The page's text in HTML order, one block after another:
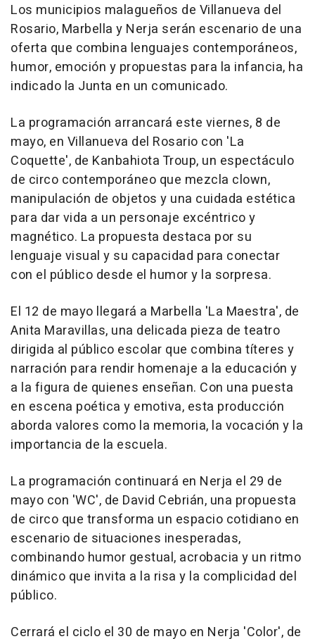
Los municipios malagueños de Villanueva del
Rosario, Marbella y Nerja serán escenario de una
oferta que combina lenguajes contemporáneos,
humor, emoción y propuestas para la infancia, ha
indicado la Junta en un comunicado.
La programación arrancará este viernes, 8 de
mayo, en Villanueva del Rosario con 'La
Coquette', de Kanbahiota Troup, un espectáculo
de circo contemporáneo que mezcla clown,
manipulación de objetos y una cuidada estética
para dar vida a un personaje excéntrico y
magnético. La propuesta destaca por su
lenguaje visual y su capacidad para conectar
con el público desde el humor y la sorpresa.
El 12 de mayo llegará a Marbella 'La Maestra', de
Anita Maravillas, una delicada pieza de teatro
dirigida al público escolar que combina títeres y
narración para rendir homenaje a la educación y
a la figura de quienes enseñan. Con una puesta
en escena poética y emotiva, esta producción
aborda valores como la memoria, la vocación y la
importancia de la escuela.
La programación continuará en Nerja el 29 de
mayo con 'WC', de David Cebrián, una propuesta
de circo que transforma un espacio cotidiano en
escenario de situaciones inesperadas,
combinando humor gestual, acrobacia y un ritmo
dinámico que invita a la risa y la complicidad del
público.
Cerrará el ciclo el 30 de mayo en Nerja 'Color', de